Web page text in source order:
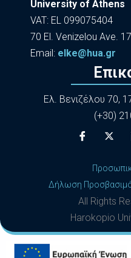
University of Athens
VAT: EL 099075404
70 El. Venizelou Ave.
Εmail: elke@hua.gr
Ελ. Βενιζέλου 70,
(+30)
Δήλωση
All Rights
Harokopio